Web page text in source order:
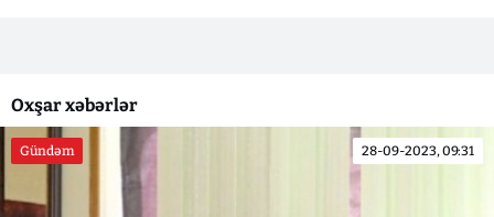
Oxşar xəbərlər
Gündəm 28-09-2023, 09:31